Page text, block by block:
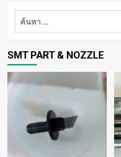
ค้นหา
SMT PART & NOZZLE